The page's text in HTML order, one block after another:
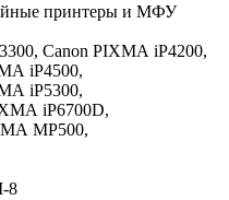
принтеры и МФУ
Canon PIXMA iP4200,
iP4500,
iP5300,
iP6700D,
MP500,
8